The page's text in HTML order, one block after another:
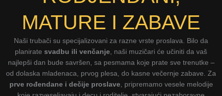
MATURE I ZABAVE
Naši trubači su specijalizovani za razne vrste proslava. Bilo da
planirate svadbu ili venčanje , naši muzičari će učiniti da vaš
najlepši dan bude savršen, sa pesmama koje prate sve trenutke –
od dolaska mladenaca, prvog plesa, do kasne večernje zabave. Za
prve rođendane i dečije proslave, pripremamo vesele melodije